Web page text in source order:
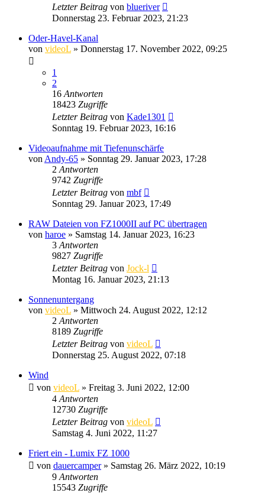
Letzter Beitrag von blueriver
Donnerstag 23. Februar 2023, 21:23
Oder-Havel-Kanal
von videoL » Donnerstag 17. November 2022, 09:25
1
2
16 Antworten
18423 Zugriffe
Letzter Beitrag von Kade1301
Sonntag 19. Februar 2023, 16:16
Videoaufnahme mit Tiefenunschärfe
von Andy-65 » Sonntag 29. Januar 2023, 17:28
2 Antworten
9742 Zugriffe
Letzter Beitrag von mbf
Sonntag 29. Januar 2023, 17:49
RAW Dateien von FZ1000II auf PC übertragen
von haroe » Samstag 14. Januar 2023, 16:23
3 Antworten
9827 Zugriffe
Letzter Beitrag von Jock-l
Montag 16. Januar 2023, 21:13
Sonnenuntergang
von videoL » Mittwoch 24. August 2022, 12:12
2 Antworten
8189 Zugriffe
Letzter Beitrag von videoL
Donnerstag 25. August 2022, 07:18
Wind
von videoL » Freitag 3. Juni 2022, 12:00
4 Antworten
12730 Zugriffe
Letzter Beitrag von videoL
Samstag 4. Juni 2022, 11:27
Friert ein - Lumix FZ 1000
von dauercamper» Samstag 26. März 2022, 10:19
9 Antworten
15543 Zugriffe